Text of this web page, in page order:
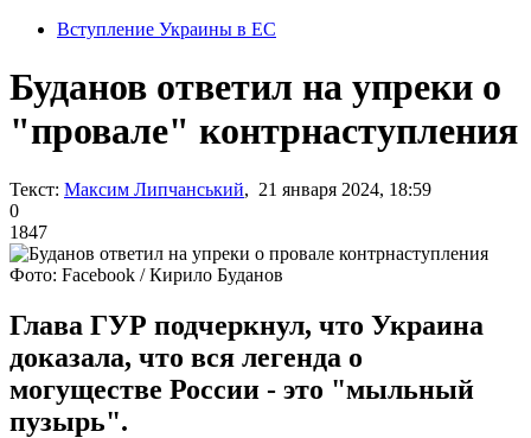
Вступление Украины в ЕС
Буданов ответил на упреки о
"провале" контрнаступления
Текст: Максим Липчанський, 21 января 2024, 18:59
0
1847
Фото: Facebook / Кирило Буданов
Глава ГУР подчеркнул, что Украина
доказала, что вся легенда о
могуществе России - это "мыльный
пузырь".